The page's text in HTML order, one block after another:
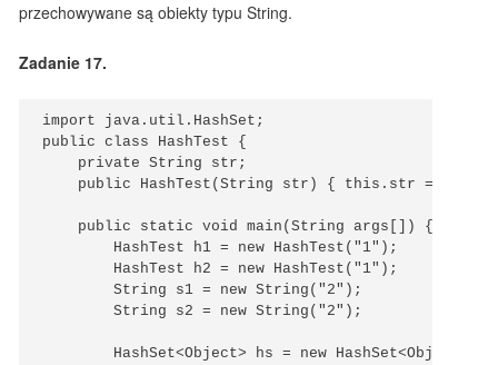
przechowywane są obiekty typu String.
Zadanie 17.
import java.util.HashSet;
public class HashTest {
private String str;
public HashTest(String str) { this.str = str; }
public static void main(String args[]) {
HashTest h1 = new HashTest("1");
HashTest h2 = new HashTest("1");
String s1 = new String("2");
String s2 = new String("2");
HashSet<Object> hs = new HashSet<Object>();